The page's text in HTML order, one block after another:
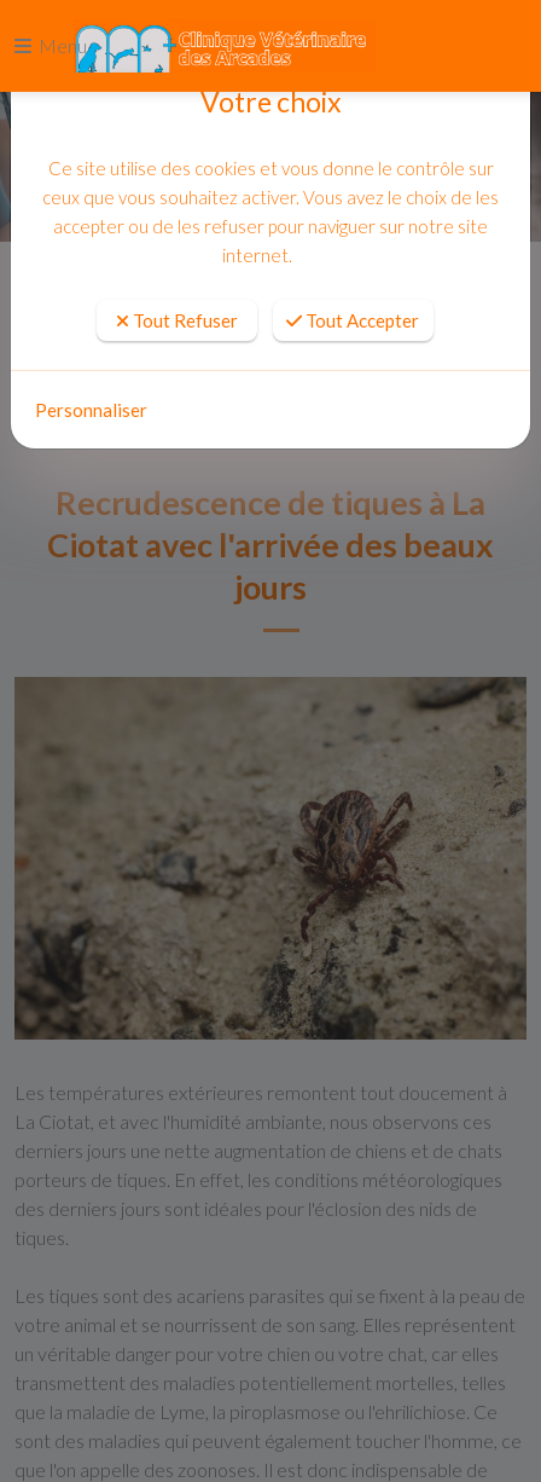
Menu
Recrudescence de tiques à La
Ciotat avec l'arrivée des beaux
jours
Les températures extérieures remontent tout doucement à
La Ciotat, et avec l'humidité ambiante, nous observons ces
derniers jours une nette augmentation de chiens et de chats
porteurs de tiques. En effet, les conditions météorologiques
des derniers jours sont idéales pour l'éclosion des nids de
tiques.
Les tiques sont des acariens parasites qui se fixent à la peau de
votre animal et se nourrissent de son sang. Elles représentent
un véritable danger pour votre chien ou votre chat, car elles
transmettent des maladies potentiellement mortelles, telles
que la maladie de Lyme, la piroplasmose ou l'ehrilichiose. Ce
sont des maladies qui peuvent également toucher l'homme, ce
que l'on appelle des zoonoses. Il est donc indispensable de
Votre choix
Ce site utilise des cookies et vous donne le contrôle sur
ceux que vous souhaitez activer. Vous avez le choix de les
accepter ou de les refuser pour naviguer sur notre site
internet.
Tout Refuser Tout Accepter
Personnaliser